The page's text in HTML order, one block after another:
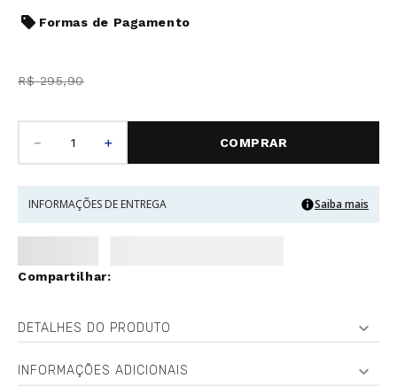
Formas de Pagamento
R$ 295,90
＋
－ COMPRAR
INFORMAÇÕES DE ENTREGA Saiba mais
DETALHES DO PRODUTO
INFORMAÇÕES ADICIONAIS